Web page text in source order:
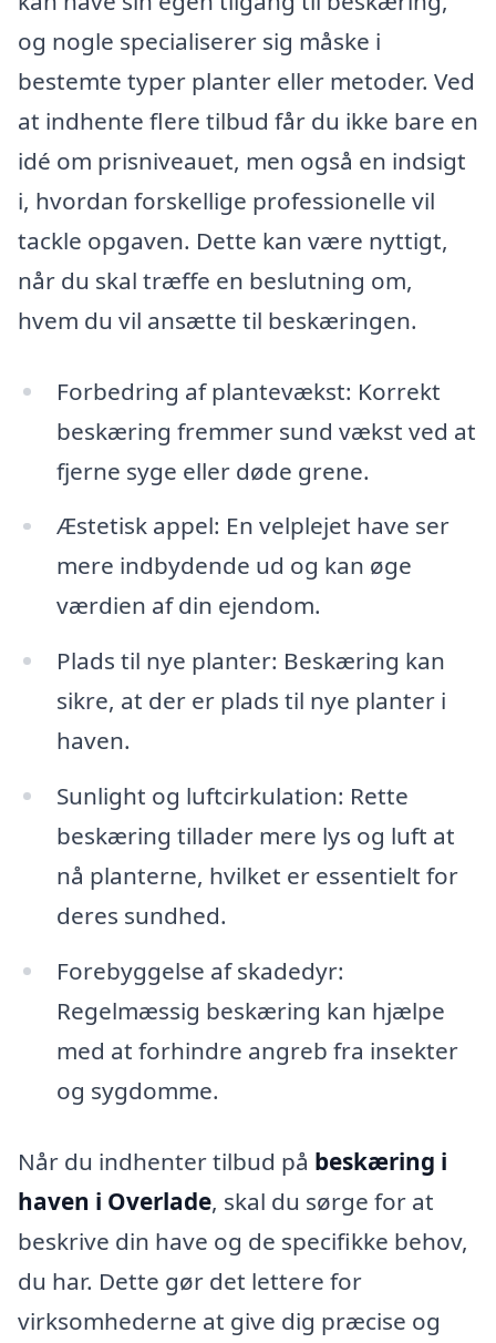
og nogle specialiserer sig måske i
bestemte typer planter eller metoder. Ved
at indhente flere tilbud får du ikke bare en
idé om prisniveauet, men også en indsigt
i, hvordan forskellige professionelle vil
tackle opgaven. Dette kan være nyttigt,
når du skal træffe en beslutning om,
hvem du vil ansætte til beskæringen.
Forbedring af plantevækst: Korrekt
beskæring fremmer sund vækst ved at
fjerne syge eller døde grene.
Æstetisk appel: En velplejet have ser
mere indbydende ud og kan øge
værdien af din ejendom.
Plads til nye planter: Beskæring kan
sikre, at der er plads til nye planter i
haven.
Sunlight og luftcirkulation: Rette
beskæring tillader mere lys og luft at
nå planterne, hvilket er essentielt for
deres sundhed.
Forebyggelse af skadedyr:
Regelmæssig beskæring kan hjælpe
med at forhindre angreb fra insekter
og sygdomme.
Når du indhenter tilbud på beskæring i
haven i Overlade, skal du sørge for at
beskrive din have og de specifikke behov,
du har. Dette gør det lettere for
virksomhederne at give dig præcise og